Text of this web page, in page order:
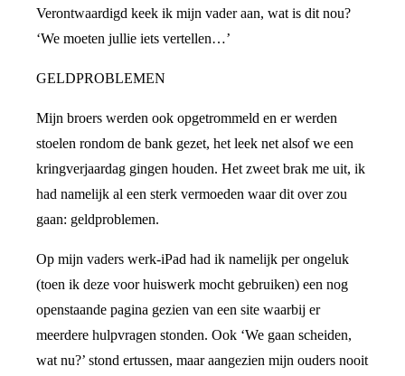
Verontwaardigd keek ik mijn vader aan, wat is dit nou?
‘We moeten jullie iets vertellen…’
GELDPROBLEMEN
Mijn broers werden ook opgetrommeld en er werden
stoelen rondom de bank gezet, het leek net alsof we een
kringverjaardag gingen houden. Het zweet brak me uit, ik
had namelijk al een sterk vermoeden waar dit over zou
gaan: geldproblemen.
Op mijn vaders werk-iPad had ik namelijk per ongeluk
(toen ik deze voor huiswerk mocht gebruiken) een nog
openstaande pagina gezien van een site waarbij er
meerdere hulpvragen stonden. Ook ‘We gaan scheiden,
wat nu?’ stond ertussen, maar aangezien mijn ouders nooit